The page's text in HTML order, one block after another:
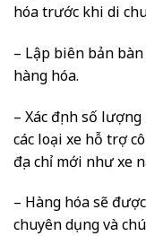
hóa trước khi di
– Lập biên bản
hàng hóa.
– Xác định số
các loại xe hỗ trợ
địa chỉ mới như xe
– Hàng hóa sẽ
chuyên dụng và